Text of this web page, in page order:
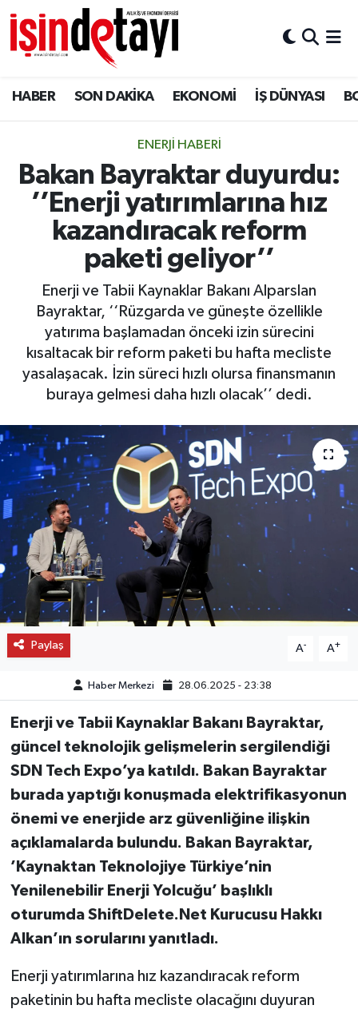
HABER SON DAKİKA EKONOMİ İŞ DÜNYASI
ENERJİ HABERİ
Bakan Bayraktar duyurdu:
’’Enerji yatırımlarına hız
kazandıracak reform
paketi geliyor’’
Enerji ve Tabii Kaynaklar Bakanı Alparslan
Bayraktar, ‘‘Rüzgarda ve güneşte özellikle
yatırıma başlamadan önceki izin sürecini
kısaltacak bir reform paketi bu hafta mecliste
yasalaşacak. İzin süreci hızlı olursa finansmanın
buraya gelmesi daha hızlı olacak’’ dedi.
Paylaş A- A+
Haber Merkezi 28.06.2025 - 23:38
Enerji ve Tabii Kaynaklar Bakanı Bayraktar,
güncel teknolojik gelişmelerin sergilendiği
SDN Tech Expo’ya katıldı. Bakan Bayraktar
burada yaptığı konuşmada elektrifikasyonun
önemi ve enerjide arz güvenliğine ilişkin
açıklamalarda bulundu. Bakan Bayraktar,
’Kaynaktan Teknolojiye Türkiye’nin
Yenilenebilir Enerji Yolcuğu’ başlıklı
oturumda ShiftDelete.Net Kurucusu Hakkı
Alkan’ın sorularını yanıtladı.
Enerji yatırımlarına hız kazandıracak reform
paketinin bu hafta mecliste olacağını duyuran
DÜNYA
Eğitim
ENERJİ HABERİ
GAYRİMENKUL
LOJİSTİK
MAGAZİN
OTO DETAY
SAĞLIK
SON DAKİKA
SPOR
FİNANS
Nöbetçi Eczaneler
Hava Durumu
İstanbul Namaz Vakitleri
Trafik Durumu
Süper Lig Puan Durumu ve Fikstür
Tüm Manşetler
Son Dakika Haberleri
Haber Arşivi